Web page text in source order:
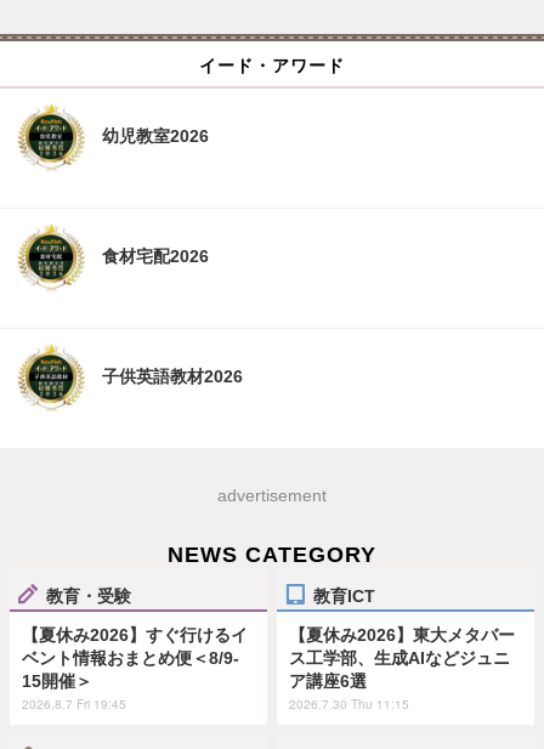
イード・アワード
幼児教室2026
食材宅配2026
子供英語教材2026
advertisement
NEWS CATEGORY
教育・受験
【夏休み2026】すぐ行けるイ
ベント情報おまとめ便＜8/9-
15開催＞
2026.8.7 Fri 19:45
教育ICT
【夏休み2026】東大メタバー
ス工学部、生成AIなどジュニ
ア講座6選
2026.7.30 Thu 11:15